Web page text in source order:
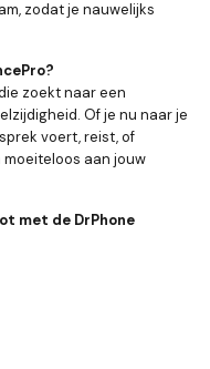
zodat je nauwelijks
zoekt naar een
Of je nu naar je
voert, reist, of
aan jouw
met de DrPhone